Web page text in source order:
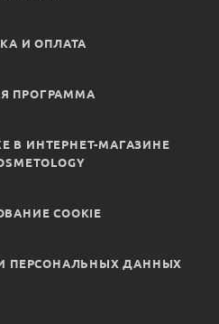
И ОПЛАТА
ПРОГРАММА
В ИНТЕРНЕТ-МАГАЗИНЕ
COOKIE
ПЕРСОНАЛЬНЫХ ДАННЫХ